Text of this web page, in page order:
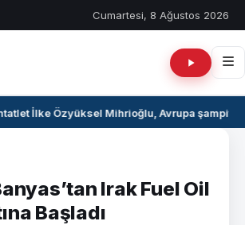
Cumartesi, 8 Ağustos 2026
İlke Özyüksel Mihrioğlu, Avrupa
Irak Fuel Oil
Başladı